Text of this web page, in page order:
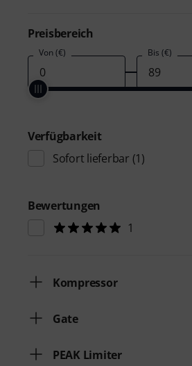
Preisbereich
Von (€) Bis (€)
Verfügbarkeit
Sofort lieferbar (1)
Bewertungen
1
Kompressor
Gate
PEAK Limiter